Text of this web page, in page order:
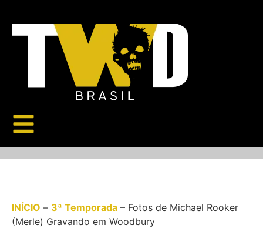
INÍCIO – 3ª Temporada – Fotos de Michael Rooker
(Merle) Gravando em Woodbury